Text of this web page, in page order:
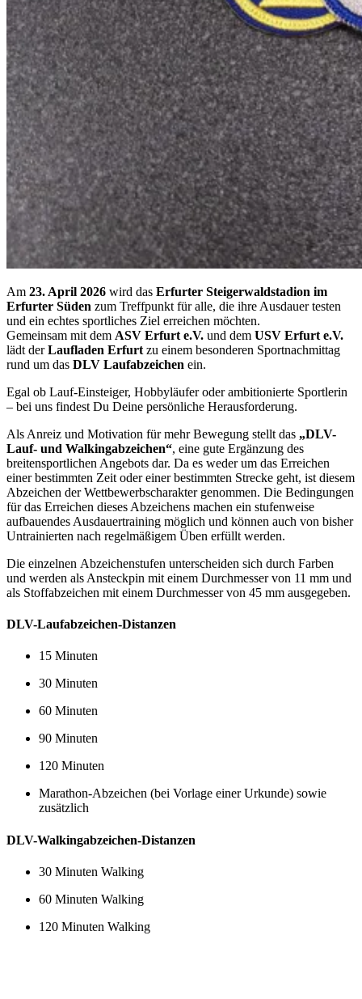
Am 23. April 2026 wird das Erfurter Steigerwaldstadion im
Erfurter Süden zum Treffpunkt für alle, die ihre Ausdauer testen
und ein echtes sportliches Ziel erreichen möchten.
Gemeinsam mit dem ASV Erfurt e.V. und dem USV Erfurt e.V.
lädt derLaufladen Erfurt zu einem besonderen Sportnachmittag
rund um das DLV Laufabzeichen ein.
Egal ob Lauf-Einsteiger, Hobbyläufer oder ambitionierte Sportlerin
– bei uns findest Du Deine persönliche Herausforderung.
Als Anreiz und Motivation für mehr Bewegung stellt das „DLV-
Lauf- und Walkingabzeichen“, eine gute Ergänzung des
breitensportlichen Angebots dar. Da es weder um das Erreichen
einer bestimmten Zeit oder einer bestimmten Strecke geht, ist diesem
Abzeichen der Wettbewerbscharakter genommen. Die Bedingungen
für das Erreichen dieses Abzeichens machen ein stufenweise
aufbauendes Ausdauertraining möglich und können auch von bisher
Untrainierten nach regelmäßigem Üben erfüllt werden.
Die einzelnen Abzeichenstufen unterscheiden sich durch Farben
und werden als Ansteckpin mit einem Durchmesser von 11 mm und
als Stoffabzeichen mit einem Durchmesser von 45 mm ausgegeben.
DLV-Laufabzeichen-Distanzen
15 Minuten
30 Minuten
60 Minuten
90 Minuten
120 Minuten
Marathon-Abzeichen (bei Vorlage einer Urkunde) sowie
zusätzlich
DLV-Walkingabzeichen-Distanzen
30 Minuten Walking
60 Minuten Walking
120 Minuten Walking